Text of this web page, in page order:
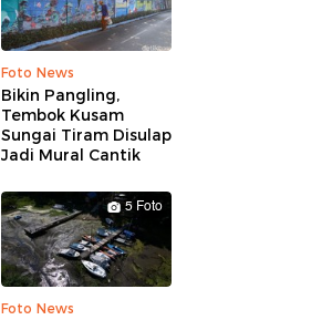
Foto News
Bikin Pangling,
Tembok Kusam
Sungai Tiram Disulap
Jadi Mural Cantik
5 Foto
Foto News